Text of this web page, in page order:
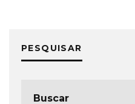
PESQUISAR